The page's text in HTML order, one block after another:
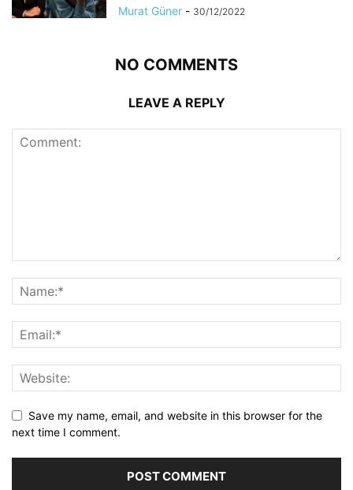
Murat Güner - 30/12/2022
NO COMMENTS
LEAVE A REPLY
Save my name, email, and website in this browser for the
next time I comment.